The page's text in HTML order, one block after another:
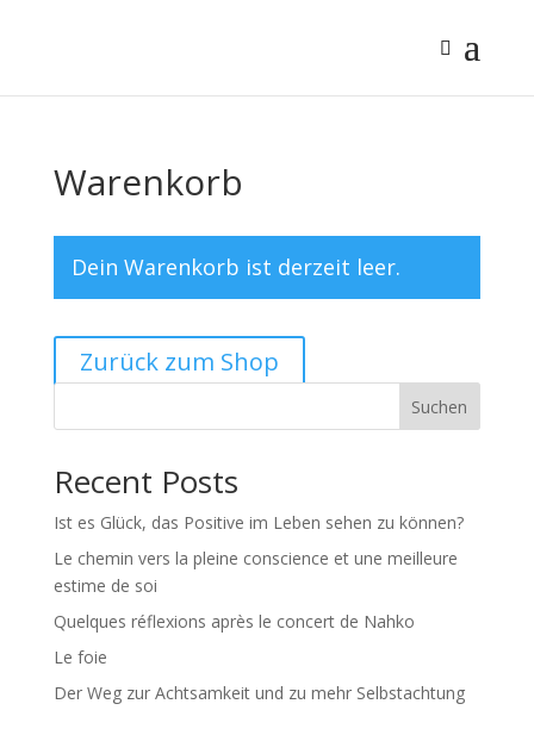
Warenkorb
Dein Warenkorb ist derzeit leer.
Zurück zum Shop
Suchen
Recent Posts
Ist es Glück, das Positive im Leben sehen zu können?
Le chemin vers la pleine conscience et une meilleure
estime de soi
Quelques réflexions après le concert de Nahko
Le foie
Der Weg zur Achtsamkeit und zu mehr Selbstachtung